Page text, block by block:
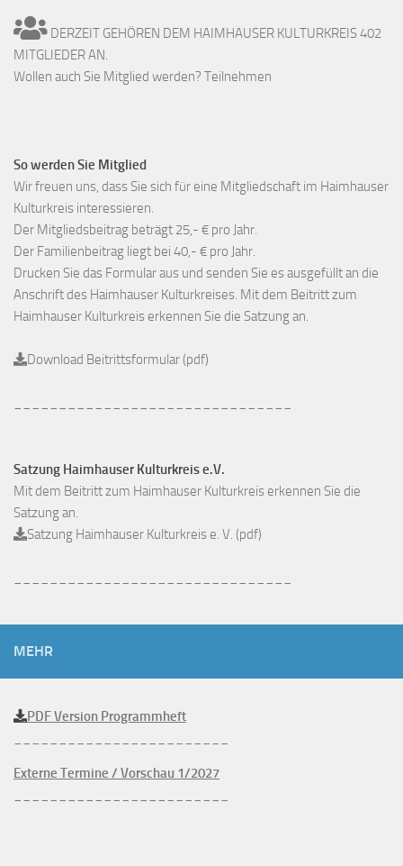
DERZEIT GEHÖREN DEM HAIMHAUSER KULTURKREIS 402
MITGLIEDER AN.
Wollen auch Sie Mitglied werden? Teilnehmen
So werden Sie Mitglied
Wir freuen uns, dass Sie sich für eine Mitgliedschaft im Haimhauser
Kulturkreis interessieren.
Der Mitgliedsbeitrag beträgt 25,- € pro Jahr.
Der Familienbeitrag liegt bei 40,- € pro Jahr.
Drucken Sie das Formular aus und senden Sie es ausgefüllt an die
Anschrift des Haimhauser Kulturkreises. Mit dem Beitritt zum
Haimhauser Kulturkreis erkennen Sie die Satzung an.
Download Beitrittsformular (pdf)
Satzung Haimhauser Kulturkreis e.V.
Mit dem Beitritt zum Haimhauser Kulturkreis erkennen Sie die
Satzung an.
Satzung Haimhauser Kulturkreis e. V. (pdf)
MEHR
PDF Version Programmheft
Externe Termine / Vorschau 1/2027